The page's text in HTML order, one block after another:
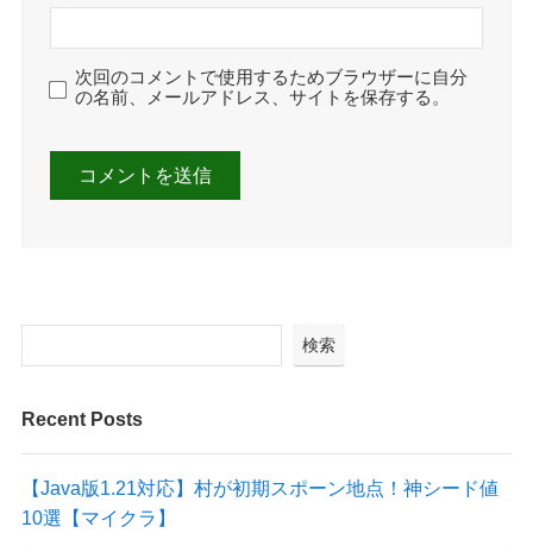
次回のコメントで使用するためブラウザーに自分
の名前、メールアドレス、サイトを保存する。
検索
Recent Posts
【Java版1.21対応】村が初期スポーン地点！神シード値
10選【マイクラ】